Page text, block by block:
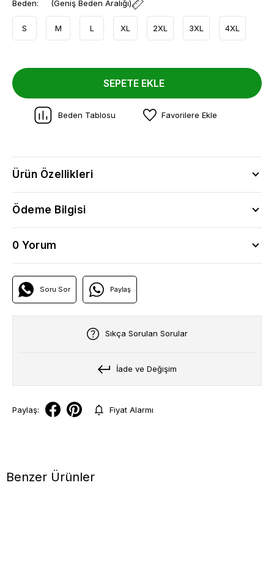
Beden: (Geniş Beden Aralığı)
S M L XL 2XL 3XL 4XL
SEPETE EKLE
Beden Tablosu Favorilere Ekle
Ürün Özellikleri
Ödeme Bilgisi
0 Yorum
Soru Sor Paylaş
Sıkça Sorulan Sorular
İade ve Değişim
Paylaş: Fiyat Alarmı
Benzer Ürünler